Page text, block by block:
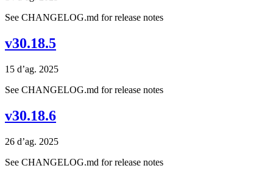
See CHANGELOG.md for release notes
v30.18.5
15 d’ag. 2025
See CHANGELOG.md for release notes
v30.18.6
26 d’ag. 2025
See CHANGELOG.md for release notes